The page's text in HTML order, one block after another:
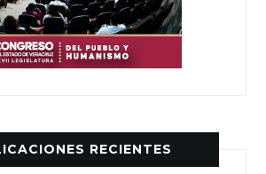
RECIENTES